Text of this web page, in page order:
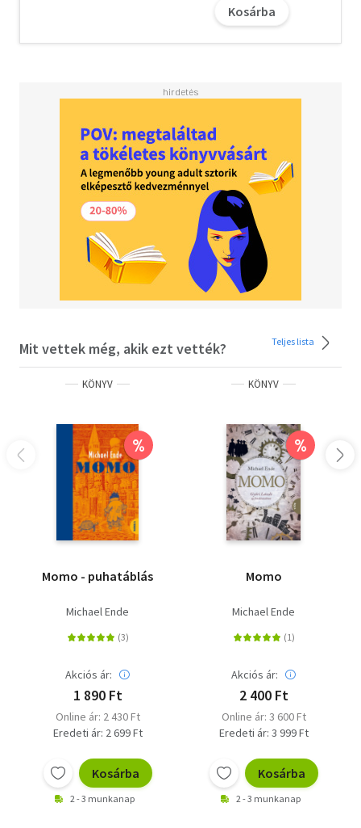
vetélytársamra hagyatkozni. Arra a fiúra, aki eddig csak
Kosárba
Mit vettek még, akik ezt vették? Teljes lista
KÖNYV
%
Momo - puhatáblás
Michael Ende
Akciós ár:
1 890 Ft
Online ár: 2 430 Ft
Eredeti ár: 2 699 Ft
Kosárba
2 - 3 munkanap
KÖNYV
%
Momo
Michael Ende
Akciós ár:
2 400 Ft
Online ár: 3 600 Ft
Eredeti ár: 3 999 Ft
Kosárba
2 - 3 munkanap